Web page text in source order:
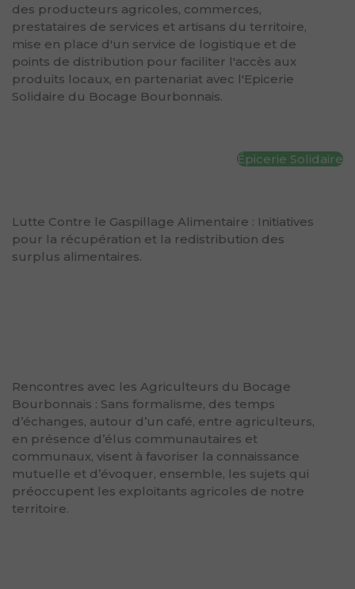
des producteurs agricoles, commerces,
prestataires de services et artisans du territoire,
mise en place d'un service de logistique et de
points de distribution pour faciliter l'accès aux
produits locaux, en partenariat avec l'Epicerie
Solidaire du Bocage Bourbonnais.
Épicerie Solidaire
Lutte Contre le Gaspillage Alimentaire : Initiatives
pour la récupération et la redistribution des
surplus alimentaires.
Rencontres avec les Agriculteurs du Bocage
Bourbonnais : Sans formalisme, des temps
d’échanges, autour d’un café, entre agriculteurs,
en présence d’élus communautaires et
communaux, visent à favoriser la connaissance
mutuelle et d’évoquer, ensemble, les sujets qui
préoccupent les exploitants agricoles de notre
territoire.